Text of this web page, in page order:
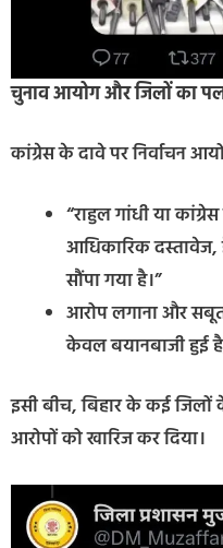
चुनाव आयोग और जिलों का
कांग्रेस के दावे पर निर्वाचन
“राहुल गांधी या
आधिकारिक दस्तावेज,
सौंपा गया है।”
आरोप लगाना और
केवल बयानबाजी हुई है,
इसी बीच, बिहार के कई जिलों
आरोपों को खारिज कर दिया।